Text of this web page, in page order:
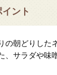
ント
の朝どりした
、サラダや味